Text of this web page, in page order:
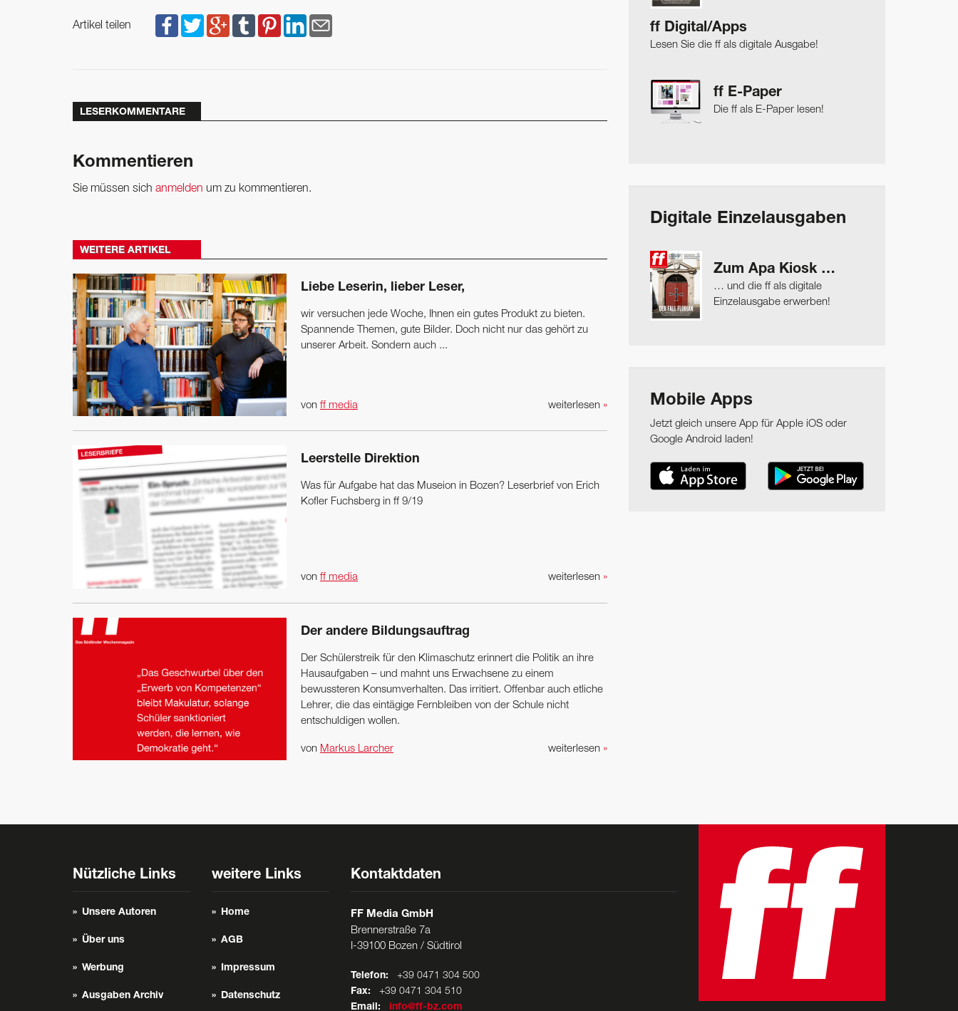
Artikel teilen
LESERKOMMENTARE
Kommentieren
Sie müssen sich anmelden um zu kommentieren.
WEITERE ARTIKEL
Liebe Leserin, lieber Leser,
wir versuchen jede Woche, Ihnen ein gutes Produkt zu bieten.
Spannende Themen, gute Bilder. Doch nicht nur das gehört zu
unserer Arbeit. Sondern auch ...
weiterlesen »
von ff media
Leerstelle Direktion
Was für Aufgabe hat das Museion in Bozen? Leser­brief von Erich
Kofler Fuchsberg in ff 9/19
weiterlesen »
von ff media
Der andere Bildungsauftrag
Der Schülerstreik für den Klimaschutz erinnert die Politik an ihre
Hausaufgaben – und mahnt uns Erwachsene zu einem
bewussteren Konsumverhalten. Das irritiert. Offenbar auch ­etliche
Lehrer, die das eintägige Fernbleiben von der Schule nicht
entschuldigen wollen.
weiterlesen »
von Markus Larcher
ff Digital/Apps
Lesen Sie die ff als digitale Ausgabe!
ff E-Paper
Die ff als E-Paper lesen!
Digitale Einzelausgaben
Zum Apa Kiosk …
… und die ff als digitale
Einzelausgabe erwerben!
Mobile Apps
Jetzt gleich unsere App für Apple iOS oder
Google Android laden!
Nützliche Links
Unsere Autoren
Über uns
Werbung
Ausgaben Archiv
weitere Links
Home
AGB
Impressum
Datenschutz
Kontaktdaten
FF Media GmbH
Brennerstraße 7a
I-39100 Bozen / Südtirol
Telefon: +39 0471 304 500
Fax: +39 0471 304 510
Email: info@ff-bz.com